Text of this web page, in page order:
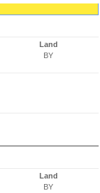
Land
BY
Land
BY